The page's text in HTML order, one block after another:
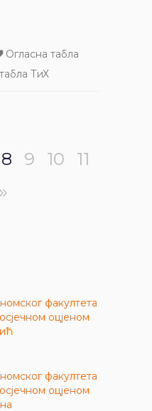
Огласна табла
ТиХ
8 9 10 11
факултета
оцјеном
факултета
оцјеном